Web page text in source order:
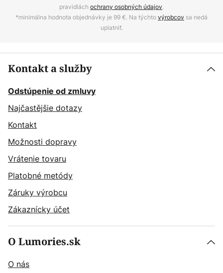
pravidlách ochrany osobných údajov.
*minimálna hodnota objednávky je 99 €. Na týchtovýrobcov sa nedá
uplatniť.
Kontakt a služby
Odstúpenie od zmluvy
Najčastějšie dotazy
Kontakt
Možnosti dopravy
Vrátenie tovaru
Platobné metódy
Záruky výrobcu
Zákaznícky účet
O Lumories.sk
O nás